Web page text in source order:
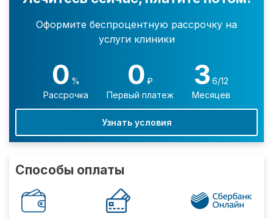
Оформите беспроцентную рассрочку на
услуги клиники
0 %
Рассрочка
0 ₽
Первый платеж
3 6/12
Месяцев
Узнать условия
Способы оплаты